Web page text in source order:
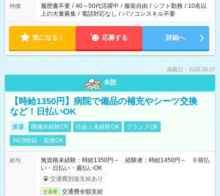
合は応募できません。
特徴 履歴書不要 / 40～50代活躍中 / 服装自由 / シフト勤務 / 10名以
上の大量募集 / 電話対応なし / パソコンスキル不要
気になる！ 応募する 詳細へ
掲載日：2026.08.07
未読
【時給1350円】病院で備品の補充やシーツ交換
など！日払いOK
派遣 職種未経験OK 社会人未経験OK
ブランクOK
WEB登録・面接OK
給与
無資格未経験：時給1350円～ 経験者：時給1450円～ ※前払
い・日払い・週払いOK
交通費別途支給あり
交通費 交通費全額支給